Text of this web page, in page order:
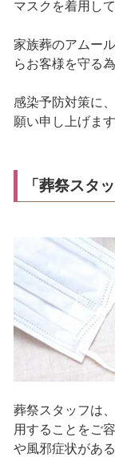
マスクを着用し
家族葬のアムー
らお客様を守る
感染予防対策に
願い申し上げます
「葬祭スタ
葬祭スタッフは
用することをご
や風邪症状があ